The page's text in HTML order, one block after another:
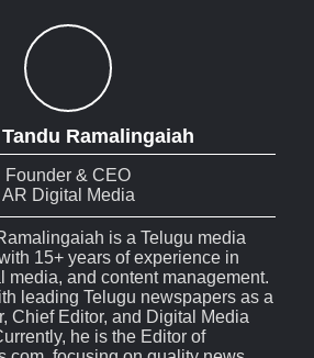
Ramalingaiah
Founder & CEO
AR Digital Media
is a Telugu media
15+ years of experience in
media, and content management.
leading Telugu newspapers as a
Chief Editor, and Digital Media
he is the Editor of